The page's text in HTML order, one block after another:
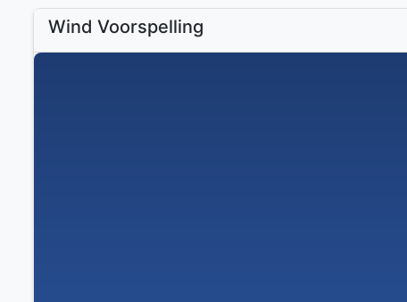
Wind Voorspelling